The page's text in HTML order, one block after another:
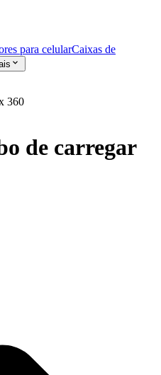
para celularCaixas de
360
de carregar